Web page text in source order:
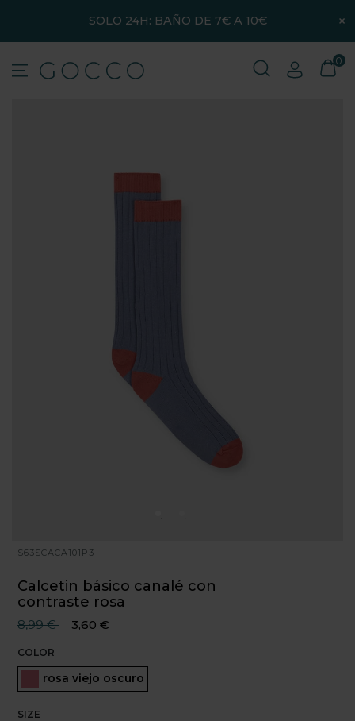
SOLO 24H: BAÑO DE 7€ A 10€ ×
0
S63SCACA101P3
Calcetin básico canalé con
contraste rosa
Precio reducido desde
8,99 €hasta
3,60 €
COLOR
rosa viejo oscuro
Seleccionado
SIZE